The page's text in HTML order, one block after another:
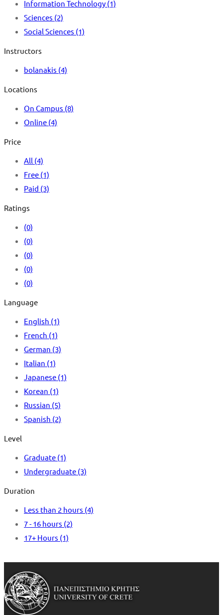
Information Technology (1)
Sciences (2)
Social Sciences (1)
Instructors
bolanakis (4)
Locations
On Campus (8)
Online (4)
Price
All (4)
Free (1)
Paid (3)
Ratings
(0)
(0)
(0)
(0)
(0)
Language
English (1)
French (1)
German (3)
Italian (1)
Japanese (1)
Korean (1)
Russian (5)
Spanish (2)
Level
Graduate (1)
Undergraduate (3)
Duration
Less than 2 hours (4)
7 - 16 hours (2)
17+ Hours (1)